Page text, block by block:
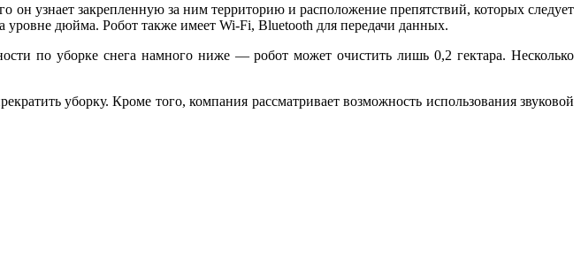
узнает закрепленную за ним территорию и расположение препятствий, которых следует
уровне дюйма. Робот также имеет Wi-Fi, Bluetooth для передачи данных.
по уборке снега намного ниже — робот может очистить лишь 0,2 гектара. Несколько
уборку. Кроме того, компания рассматривает возможность использования звуковой